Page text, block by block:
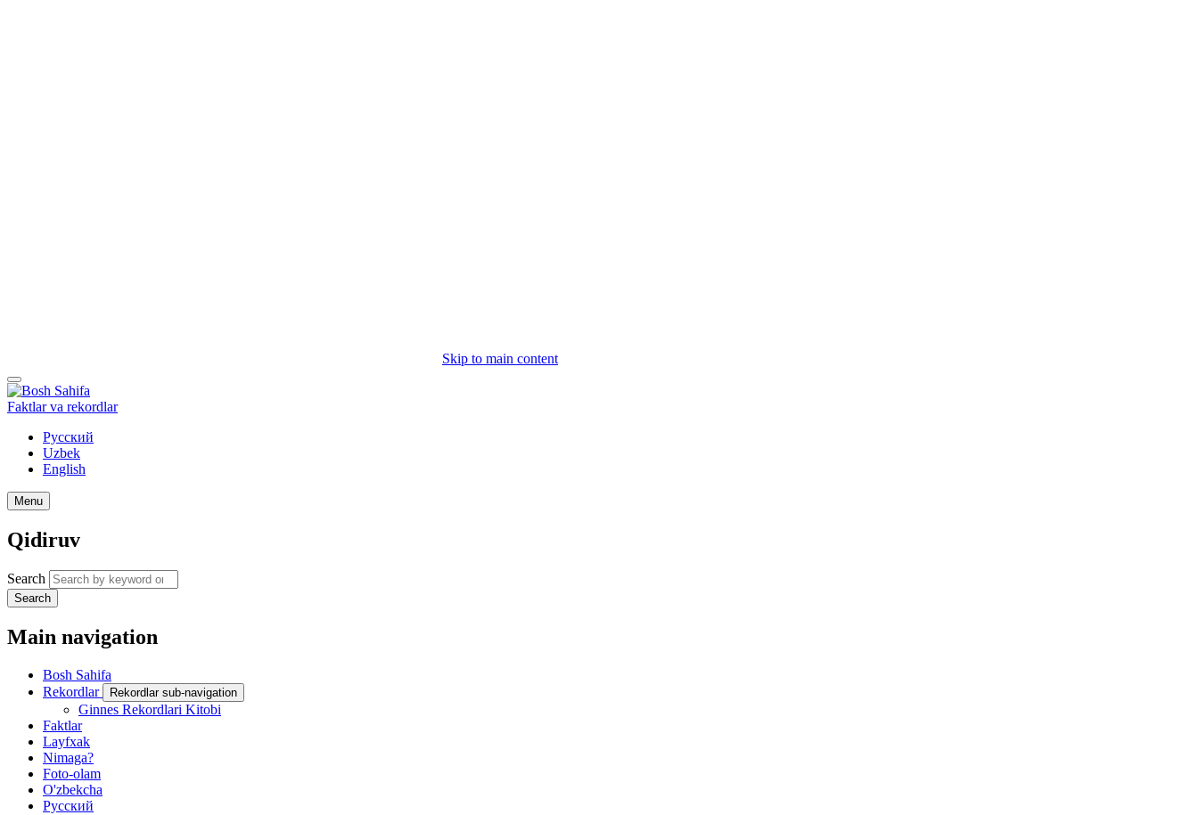
Skip to main content
Faktlar va rekordlar
Русский
Uzbek
English
Menu
Qidiruv
Search
Search
Main navigation
Bosh Sahifa
Rekordlar
Rekordlar sub-navigation
Ginnes Rekordlari Kitobi
Faktlar
Layfxak
Nimaga?
Foto-olam
O'zbekcha
Русский